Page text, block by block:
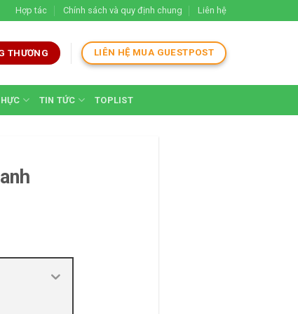
Hợp tác Chính sách và quy định chung Liên hệ
THƯƠNG LIÊN HỆ MUA GUESTPOST
TIN TỨC TOPLIST